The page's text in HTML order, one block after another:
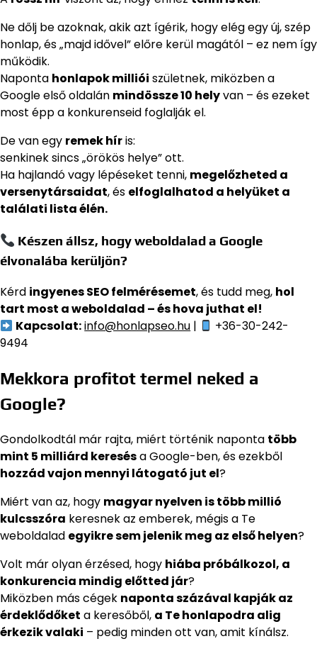
Ne dőlj be azoknak, akik azt ígérik, hogy elég egy új, szép
honlap, és „majd idővel” előre kerül magától – ez nem így
működik.
Naponta honlapok milliói születnek, miközben a
Google első oldalán mindössze 10 helyvan – és ezeket
most épp a konkurenseid foglalják el.
De van egy remek híris:
senkinek sincs „örökös helye” ott.
Ha hajlandó vagy lépéseket tenni, megelőzheted a
versenytársaidat, és elfoglalhatod a helyüket a
találati lista élén.
Készen állsz, hogy weboldalad a Google
élvonalába kerüljön?
Kérd ingyenes SEO felmérésemet, és tudd meg, hol
tart most a weboldalad – és hova juthat el!
Kapcsolat:info@honlapseo.hu |
+36-30-242-
9494
Mekkora profitot termel neked a
Google?
Gondolkodtál már rajta, miért történik naponta több
mint 5 milliárd keresésa Google-ben, és ezekből
hozzád vajon mennyi látogató jut el?
Miért van az, hogy magyar nyelven is több millió
kulcsszóra keresnek az emberek, mégis a Te
weboldalad egyikre sem jelenik meg az első helyen?
Volt már olyan érzésed, hogy hiába próbálkozol, a
konkurencia mindig előtted jár?
Miközben más cégek naponta százával kapják az
érdeklődőket a keresőből, a Te honlapodra alig
érkezik valaki – pedig minden ott van, amit kínálsz.